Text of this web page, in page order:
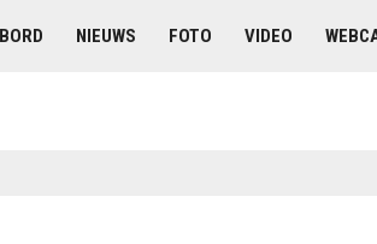
NIEUWS FOTO VIDEO